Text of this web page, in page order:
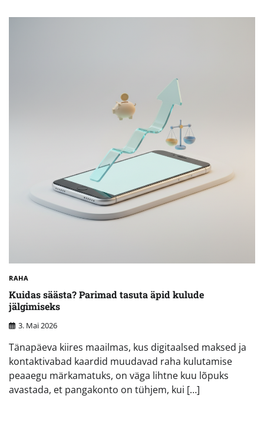
RAHA
Kuidas säästa? Parimad tasuta äpid kulude
jälgimiseks
3. Mai 2026
Tänapäeva kiires maailmas, kus digitaalsed maksed ja
kontaktivabad kaardid muudavad raha kulutamise
peaaegu märkamatuks, on väga lihtne kuu lõpuks
avastada, et pangakonto on tühjem, kui […]